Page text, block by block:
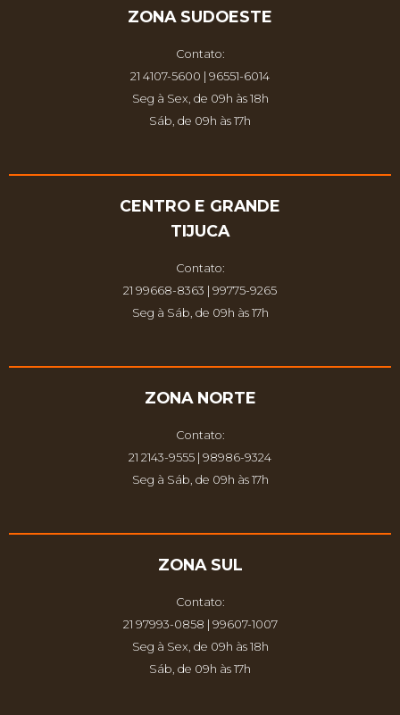
ZONA SUDOESTE
Contato:
21 4107-5600 | 96551-6014
Seg à Sex, de 09h às 18h
Sáb, de 09h às 17h
CENTRO E GRANDE
TIJUCA
Contato:
21 99668-8363 | 99775-9265
Seg à Sáb, de 09h às 17h
ZONA NORTE
Contato:
21 2143-9555 | 98986-9324
Seg à Sáb, de 09h às 17h
ZONA SUL
Contato:
21 97993-0858 | 99607-1007
Seg à Sex, de 09h às 18h
Sáb, de 09h às 17h